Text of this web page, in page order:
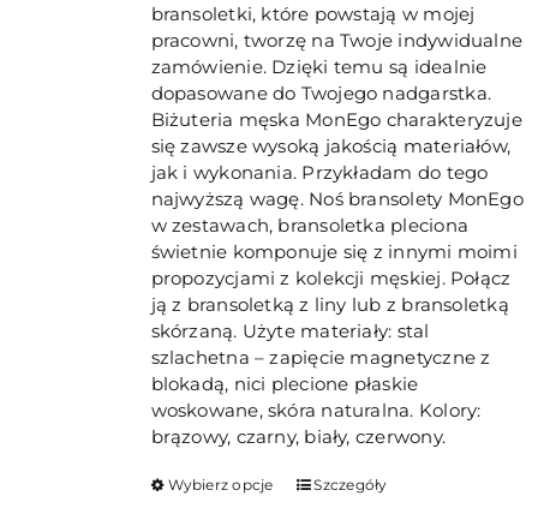
bransoletki, które powstają w mojej
pracowni, tworzę na Twoje indywidualne
zamówienie. Dzięki temu są idealnie
dopasowane do Twojego nadgarstka.
Biżuteria męska MonEgo charakteryzuje
się zawsze wysoką jakością materiałów,
jak i wykonania. Przykładam do tego
najwyższą wagę. Noś bransolety MonEgo
w zestawach, bransoletka pleciona
świetnie komponuje się z innymi moimi
propozycjami z kolekcji męskiej. Połącz
ją z bransoletką z liny lub z bransoletką
skórzaną. Użyte materiały: stal
szlachetna – zapięcie magnetyczne z
blokadą, nici plecione płaskie
woskowane, skóra naturalna. Kolory:
brązowy, czarny, biały, czerwony.
Wybierz opcje
TenSzczegóły